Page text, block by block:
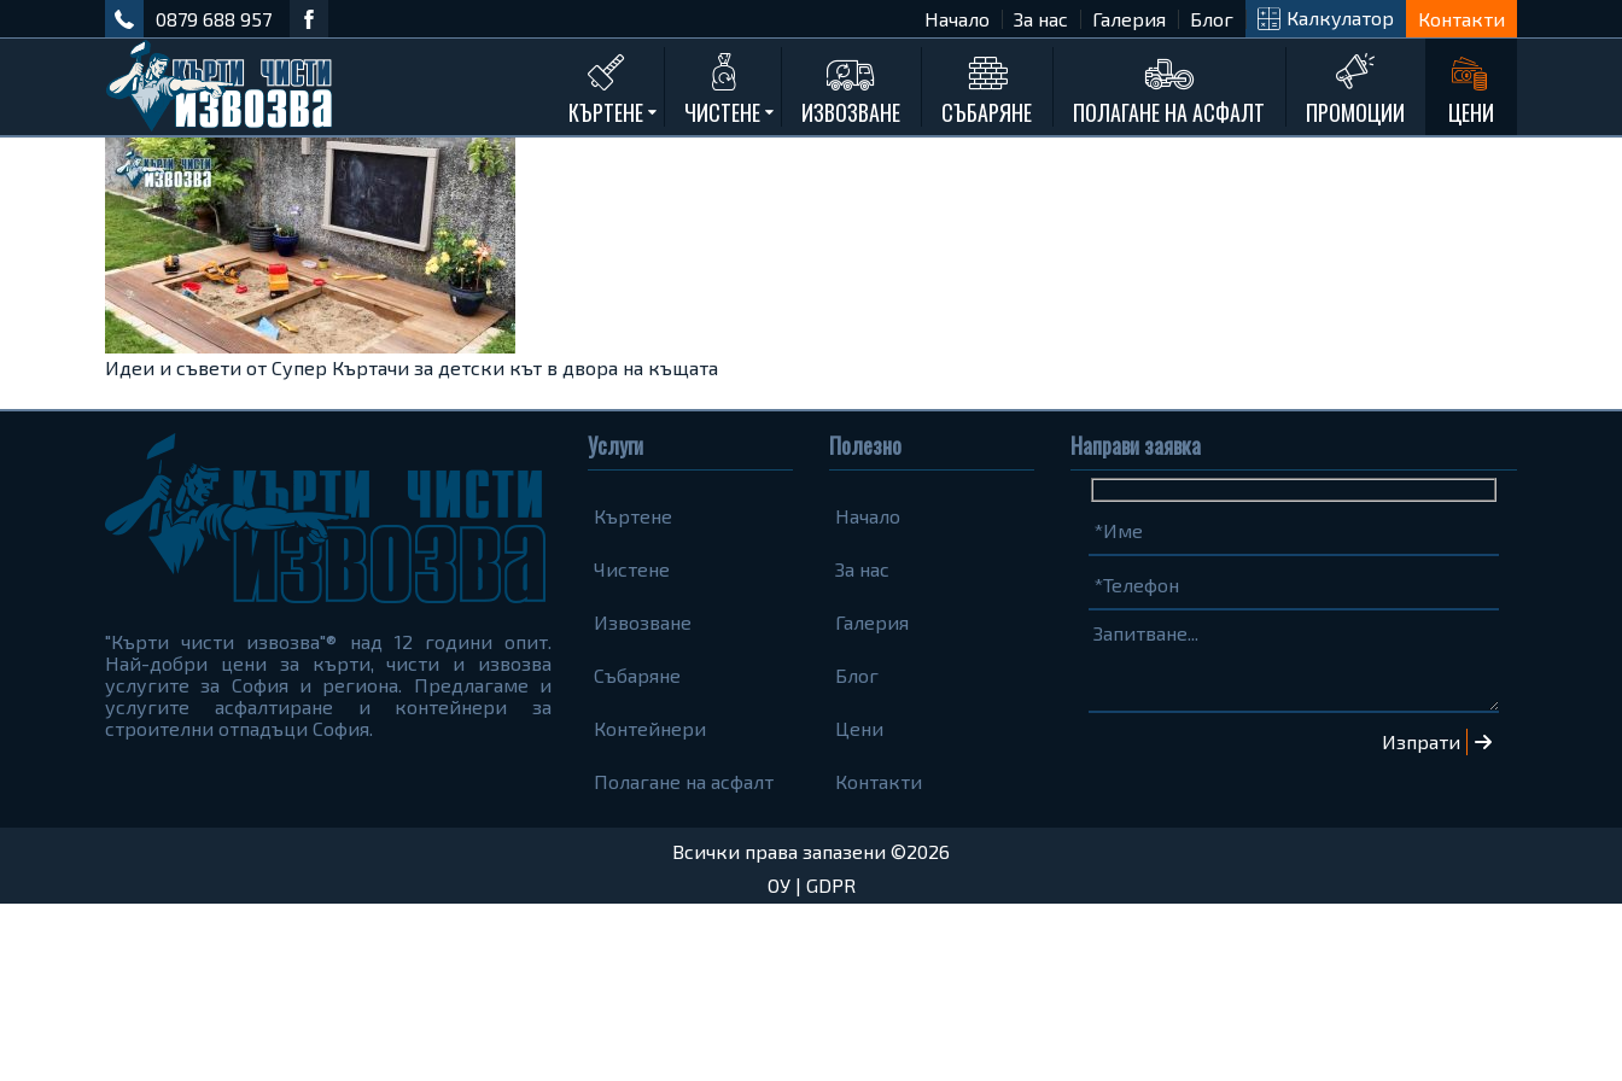
0879 688 957 Начало За нас Галерия Блог Калкулатор Контакти
КЪРТЕНЕ
Къртене комин
Къртене на асфалт
Къртене на дограма и подпрозорец
Къртене на дюшеме
ЧИСТЕНЕ ИЗВОЗВАНЕ СЪБАРЯНЕ ПОЛАГАНЕ НА АСФАЛТ ПРОМОЦИИ ЦЕНИ
Идеи и съвети от Супер Къртачи за детски кът в двора на къщата
"Кърти чисти извозва"® над 12 години опит.
Най-добри цени за кърти, чисти и извозва
услугите за София и региона. Предлагаме и
услугите асфалтиране и контейнери за
строителни отпадъци София.
Услуги
Къртене
Чистене
Извозване
Събаряне
Контейнери
Полагане на асфалт
Полезно
Начало
За нас
Галерия
Блог
Цени
Контакти
Направи заявка
Име
(задължително)
Телефон
(задължително)
Запитване...
Всички права запазени ©2026
ОУ| GDPR